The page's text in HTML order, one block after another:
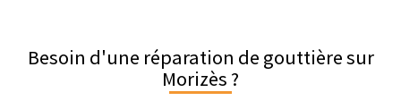
Besoin d'une réparation de gouttière sur
Morizès ?